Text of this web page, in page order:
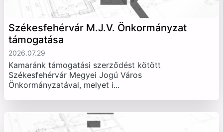
Székesfehérvár M.J.V. Önkormányzat
támogatása
2026.07.29
Kamaránk támogatási szerződést kötött
Székesfehérvár Megyei Jogú Város
Önkormányzatával, melyet i...